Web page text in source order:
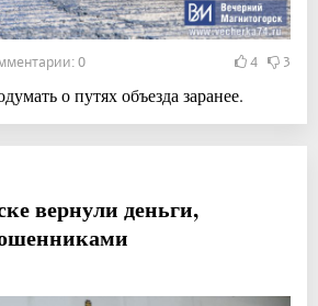
0 4 3
о путях объезда заранее.
вернули деньги,